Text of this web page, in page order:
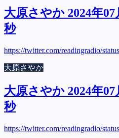
大原さやか 2024年07
秒
https://twitter.com/readingradio/
大原さやか
大原さやか 2024年07
秒
https://twitter.com/readingradio/